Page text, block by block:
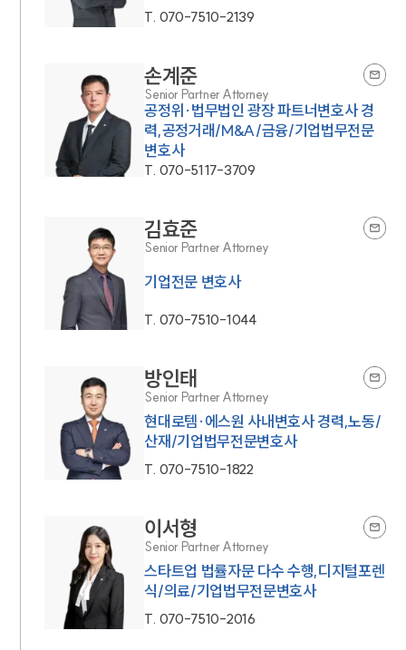
T. 070-7510-2139
손계준
Senior Partner Attorney
공정위·법무법인 광장 파트너변호사 경
력,공정거래/M&A/금융/기업법무전문
변호사
T. 070-5117-3709
김효준
Senior Partner Attorney
기업전문 변호사
T. 070-7510-1044
방인태
Senior Partner Attorney
현대로템·에스원 사내변호사 경력,노동/
산재/기업법무전문변호사
T. 070-7510-1822
이서형
Senior Partner Attorney
스타트업 법률자문 다수 수행,디지털포렌
식/의료/기업법무전문변호사
T. 070-7510-2016